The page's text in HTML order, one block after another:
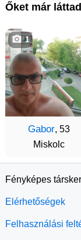
Őket már
Gabor, 53
Miskolc
1
Fényképes
Elérhetőségek
Felhasználási